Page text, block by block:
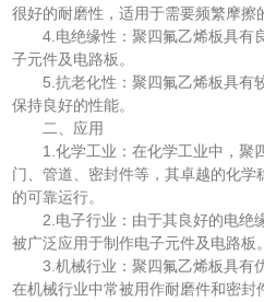
很好的耐磨性，适用于需要频繁摩擦
4.电绝缘性：聚四氟乙烯板具有
子元件及电路板。
5.抗老化性：聚四氟乙烯板具有
保持良好的性能。
二、应用
1.化学工业：在化学工业中，聚
门、管道、密封件等，其卓越的化
的可靠运行。
2.电子行业：由于其良好的电绝缘
被广泛应用于制作电子元件及电路板。
3.机械行业：聚四氟乙烯板具有优
在机械行业中常被用作耐磨件和密封